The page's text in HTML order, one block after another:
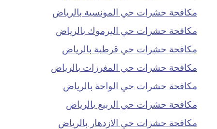
مكافحة حشرات حي المونسية بالرياض
مكافحة حشرات حي اليرموك بالرياض
مكافحة حشرات حي قرطبة بالرياض
مكافحة حشرات حي المغرزات بالرياض
مكافحة حشرات حي الواحة بالرياض
مكافحة حشرات حي الربيع بالرياض
مكافحة حشرات حي الازدهار بالرياض